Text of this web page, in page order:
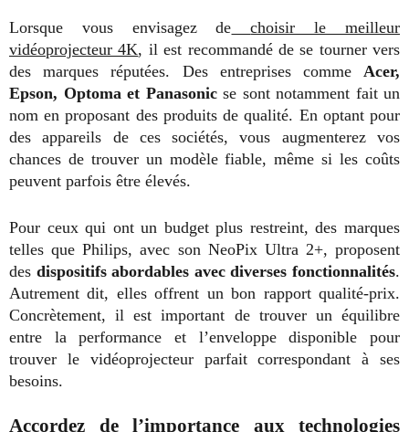
Lorsque vous envisagez de
choisir le meilleur
vidéoprojecteur 4K, il est recommandé de se tourner vers
des marques réputées. Des entreprises comme Acer,
Epson, Optoma et Panasonicse sont notamment fait un
nom en proposant des produits de qualité. En optant pour
des appareils de ces sociétés, vous augmenterez vos
chances de trouver un modèle fiable, même si les coûts
peuvent parfois être élevés.
Pour ceux qui ont un budget plus restreint, des marques
telles que Philips, avec son NeoPix Ultra 2+, proposent
des dispositifs abordables avec diverses fonctionnalités.
Autrement dit, elles offrent un bon rapport qualité-prix.
Concrètement, il est important de trouver un équilibre
entre la performance et l’enveloppe disponible pour
trouver le vidéoprojecteur parfait correspondant à ses
besoins.
Accordez de l’importance aux technologies